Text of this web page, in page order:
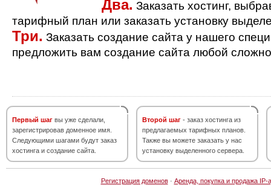
Два. Заказать хостинг,
тарифный план или заказать установку
Три. Заказать создание сайта у нашего
предложить вам создание сайта любой
Первый шаг вы уже сделали,
зарегистрировав доменное имя.
Следующими шагами будут заказ
хостинга и создание сайта.
Второй шаг - заказ хостинга из
предлагаемых тарифных планов.
Также вы можете заказать у нас
установку выделенного сервера.
Регистрация доменов· Аренда, покупка и продажа IP-